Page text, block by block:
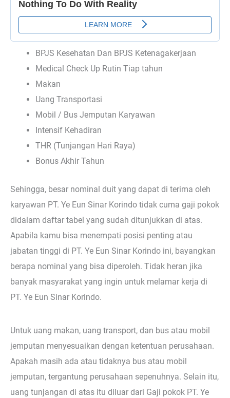
BPJS Kesehatan Dan BPJS Ketenagakerjaan
Medical Check Up Rutin Tiap tahun
Makan
Uang Transportasi
Mobil / Bus Jemputan Karyawan
Intensif Kehadiran
THR (Tunjangan Hari Raya)
Bonus Akhir Tahun
Sehingga, besar nominal duit yang dapat di terima oleh
karyawan PT. Ye Eun Sinar Korindo tidak cuma gaji pokok
didalam daftar tabel yang sudah ditunjukkan di atas.
Apabila kamu bisa menempati posisi penting atau
jabatan tinggi di PT. Ye Eun Sinar Korindo ini, bayangkan
berapa nominal yang bisa diperoleh. Tidak heran jika
banyak masyarakat yang ingin untuk melamar kerja di
PT. Ye Eun Sinar Korindo.
Untuk uang makan, uang transport, dan bus atau mobil
jemputan menyesuaikan dengan ketentuan perusahaan.
Apakah masih ada atau tidaknya bus atau mobil
jemputan, tergantung perusahaan sepenuhnya. Selain itu,
uang tunjangan di atas itu diluar dari Gaji pokok PT. Ye